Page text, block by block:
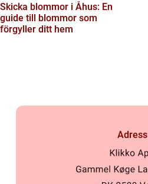
Skicka blommor i Åhus: En
guide till blommor som
förgyller ditt hem
Adress